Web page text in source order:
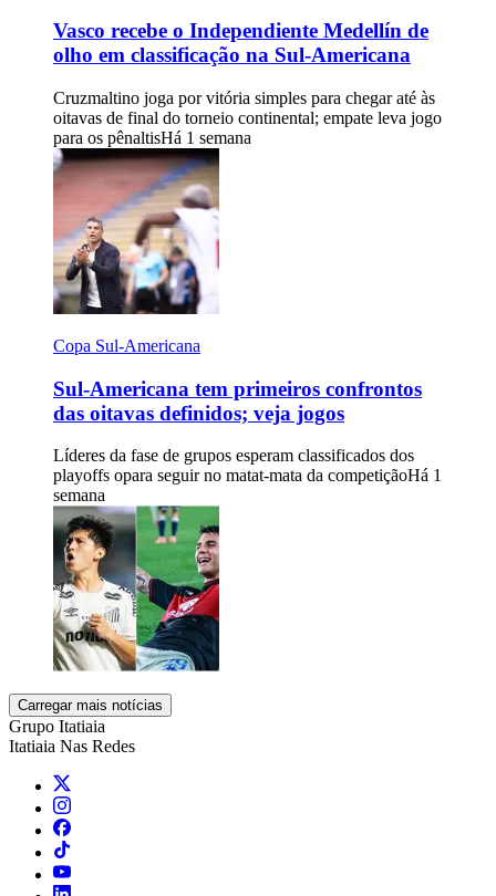
Vasco recebe o Independiente Medellín de
olho em classificação na Sul-Americana
Cruzmaltino joga por vitória simples para chegar até às
oitavas de final do torneio continental; empate leva jogo
para os pênaltisHá 1 semana
Copa Sul-Americana
Sul-Americana tem primeiros confrontos
das oitavas definidos; veja jogos
Líderes da fase de grupos esperam classificados dos
playoffs opara seguir no matat-mata da competiçãoHá 1
semana
Carregar mais notícias
Grupo Itatiaia
Itatiaia Nas Redes